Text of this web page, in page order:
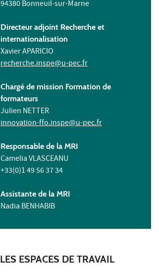
94380 Bonneuil-sur-Marne
Directeur adjoint Recherche et
internationalisation
Xavier APARICIO
recherche.inspe@u-pec.fr
Chargé de mission Formation de
formateurs
Julien NETTER
innovation-ffo.inspe@u-pec.fr
Responsable de la MRI
Camelia VLASCEANU
+33(0)1 49 56 37 34
Assistante de la MRI
Nadia BENHABIB
LES ESPACES DE TRAVAIL